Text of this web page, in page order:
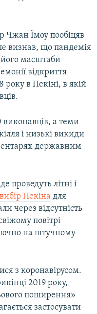
Чжан Їмоу пообіцяв
визнав, що пандемія
масштаби
відкриття
року в Пекіні, в якій
виконавців, а теми
і низькі викиди
державним
проведуть літні і
вибір Пекіна для
через відсутність
повітрі
на штучному
з коронавірусом.
2019 року,
поширення»
застосувати